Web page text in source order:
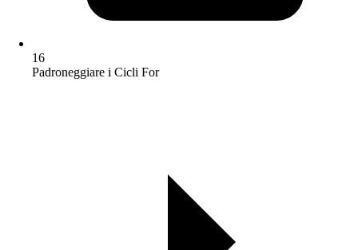
16
Padroneggiare i Cicli For